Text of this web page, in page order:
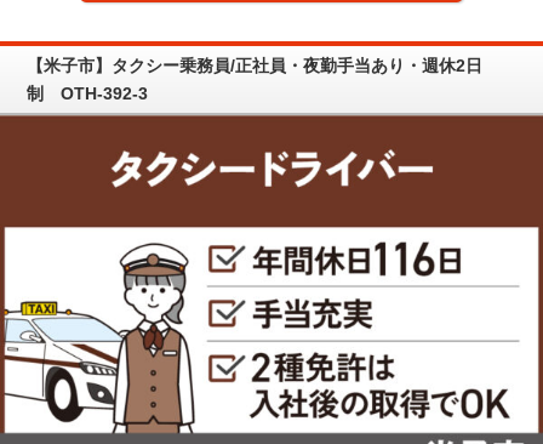
【米子市】タクシー乗務員/正社員・夜勤手当あり・週休2日
制 OTH-392-3